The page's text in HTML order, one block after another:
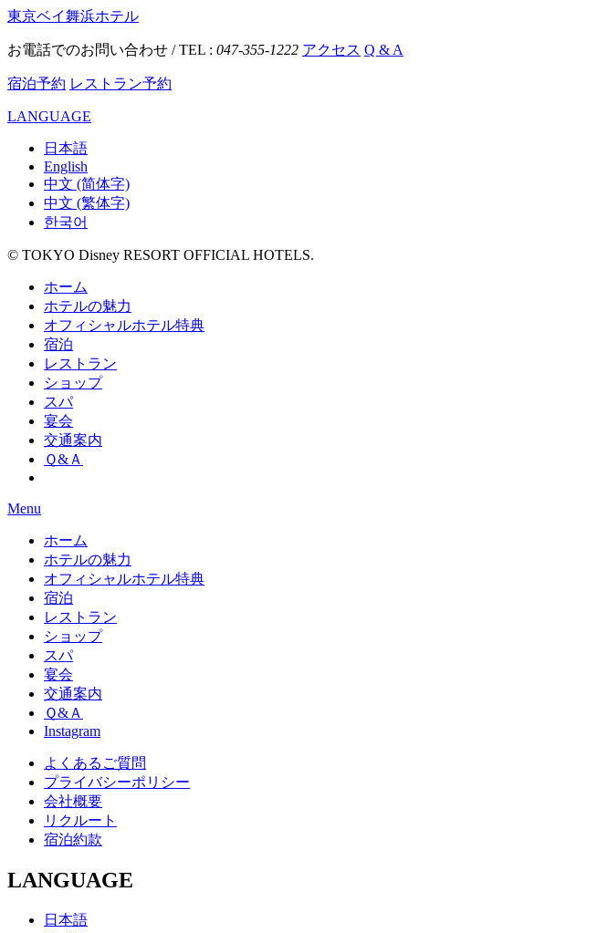
東京ベイ舞浜ホテル
お電話でのお問い合わせ / TEL : 047-355-1222 アクセス Q & A
宿泊予約 レストラン予約
LANGUAGE
日本語
English
中文 (简体字)
中文 (繁体字)
한국어
© TOKYO Disney RESORT OFFICIAL HOTELS.
ホーム
ホテルの魅力
オフィシャルホテル特典
宿泊
レストラン
ショップ
スパ
宴会
交通案内
Ｑ&Ａ
Menu
ホーム
ホテルの魅力
オフィシャルホテル特典
宿泊
レストラン
ショップ
スパ
宴会
交通案内
Ｑ&Ａ
Instagram
よくあるご質問
プライバシーポリシー
会社概要
リクルート
宿泊約款
LANGUAGE
日本語